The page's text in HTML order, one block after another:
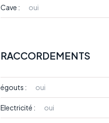
Cave : oui
RACCORDEMENTS
égouts : oui
Electricité : oui